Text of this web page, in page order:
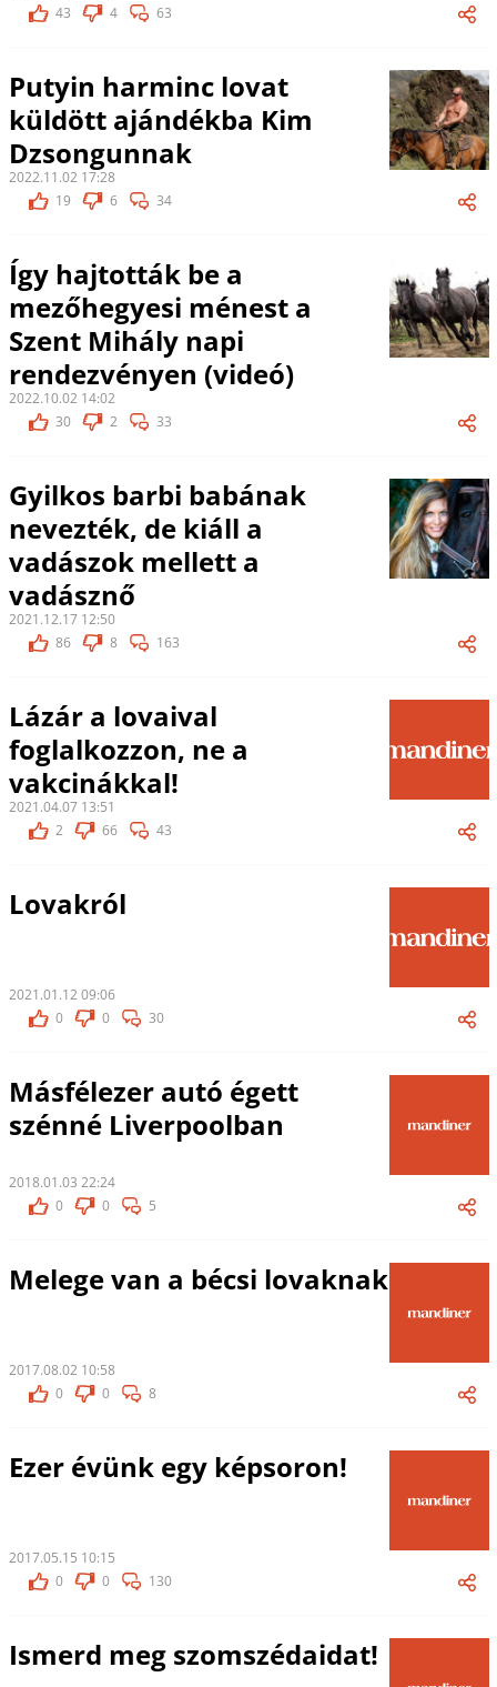
43
4 63
Putyin harminc lovat
küldött ajándékba Kim
Dzsongunnak
2022.11.02 17:28
19
6 34
Így hajtották be a
mezőhegyesi ménest a
Szent Mihály napi
rendezvényen (videó)
2022.10.02 14:02
30
2 33
Gyilkos barbi babának
nevezték, de kiáll a
vadászok mellett a
vadásznő
2021.12.17 12:50
86
8 163
Lázár a lovaival
foglalkozzon, ne a
vakcinákkal!
2021.04.07 13:51
2
66 43
Lovakról
2021.01.12 09:06
0
0 30
Másfélezer autó égett
szénné Liverpoolban
2018.01.03 22:24
0
0 5
Melege van a bécsi lovaknak
2017.08.02 10:58
0
0 8
Ezer évünk egy képsoron!
2017.05.15 10:15
0
0 130
Ismerd meg szomszédaidat!